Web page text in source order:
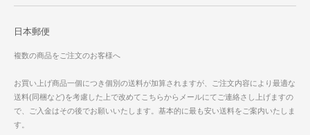
日本郵便
複数の商品をご注文のお客様へ
お買い上げ商品一個につき個別の送料が加算されますが、ご注文内容により最適な
送料(同梱など)を考慮した上で改めてこちらからメールにてご連絡さし上げますの
で、ご入金はその後でお願いいたします。基本的に最も安い送料をご案内いたしま
す。